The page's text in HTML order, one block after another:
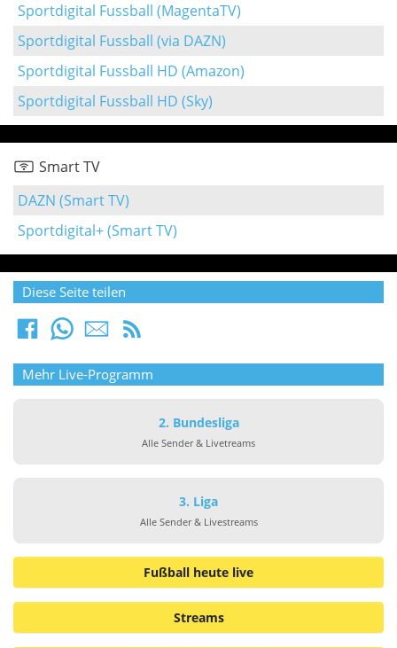
Sportdigital Fussball (MagentaTV)
Sportdigital Fussball (via DAZN)
Sportdigital Fussball HD (Amazon)
Sportdigital Fussball HD (Sky)
Smart TV
DAZN (Smart TV)
Sportdigital+ (Smart TV)
Diese Seite teilen
Mehr Live-Programm
2. Bundesliga
Alle Sender & Livetreams
3. Liga
Alle Sender & Livestreams
Fußball heute live
Streams